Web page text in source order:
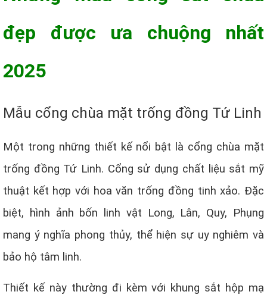
đẹp được ưa chuộng nhất
2025
Mẫu cổng chùa mặt trống đồng Tứ Linh
Một trong những thiết kế nổi bật là cổng chùa mặt
trống đồng Tứ Linh. Cổng sử dụng chất liệu sắt mỹ
thuật kết hợp với hoa văn trống đồng tinh xảo. Đặc
biệt, hình ảnh bốn linh vật Long, Lân, Quy, Phụng
mang ý nghĩa phong thủy, thể hiện sự uy nghiêm và
bảo hộ tâm linh.
Thiết kế này thường đi kèm với khung sắt hộp mạ